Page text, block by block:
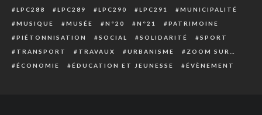
LPC288
LPC289 LPC290 LPC291
MUNICIPALITÉ
MUSIQUE
MUSÉE N°20 N°21
PATRIMOINE
PIÉTONNISATION
SOCIAL SOLIDARITÉ
SPORT
TRANSPORT
TRAVAUX URBANISME
ZOOM SUR…
ÉCONOMIE
ÉDUCATION ET JEUNESSE ÉVÈNEMENT